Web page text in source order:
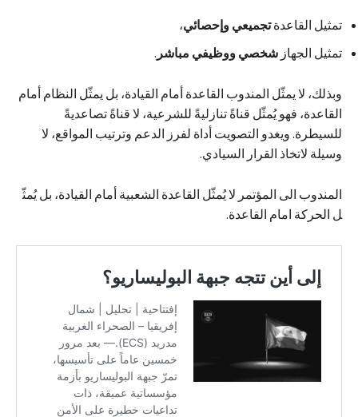
تمثيل القاعدةتجميعي وإحصائي،
تمثيل الجهاز شخصي ووظيفي مباشر .
وبذلك، لا يمثّل المندوب القاعدة أمام القيادة، بل يمثّل النظام أمام
القاعدة، فهو يُمثّل قناةً تنازليةً للشرعية، لا قناةً تصاعديةً
للسيطرة. ويغدو التصويت أداة لفرز الدعم وترتيب المواقع، لا
وسيلة لاتخاذ القرار السيادي.
المندوب الى المؤتمر لا يُمثّل القاعدة الشعبية أمام القيادة، بل يُمثّ
ل الحركة امام القاعدة.